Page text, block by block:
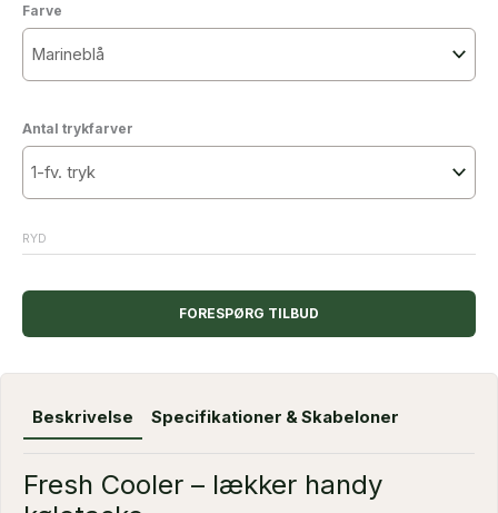
Farve
Antal trykfarver
RYD
FORESPØRG TILBUD
Beskrivelse Specifikationer & Skabeloner
Fresh Cooler – lækker handy